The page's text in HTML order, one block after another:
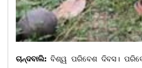
ଚାନ୍ଦବାଲି: ବିଶ୍ୱ ପରିବେଶ ଦିବସ।